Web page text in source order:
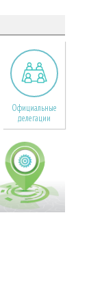
Официальные
делегации